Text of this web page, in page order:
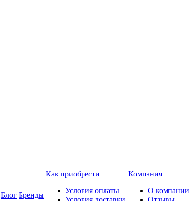
Блог Бренды
Как приобрести
Условия оплаты
Условия доставки
Компания
О компании
Отзывы